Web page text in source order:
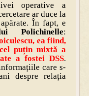
operative a
ar duce la
În fapt, e
Polichinelle:
ea fiind,
puțin mixtă a
a fostei DSS.
care s-
despre relația